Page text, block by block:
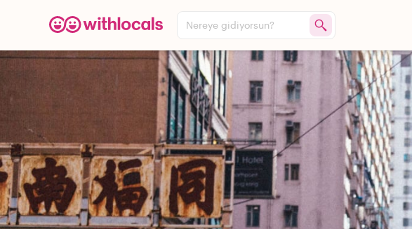
Nereye gidiyorsun?